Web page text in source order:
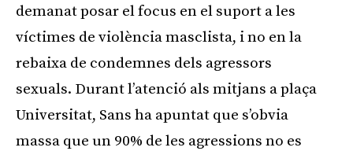
demanat posar el focus en el suport a les
víctimes de violència masclista, i no en la
rebaixa de condemnes dels agressors
sexuals. Durant l’atenció als mitjans a plaça
Universitat, Sans ha apuntat que s’obvia
massa que un 90% de les agressions no es